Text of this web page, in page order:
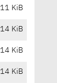
11 KiB
14 KiB
14 KiB
14 KiB